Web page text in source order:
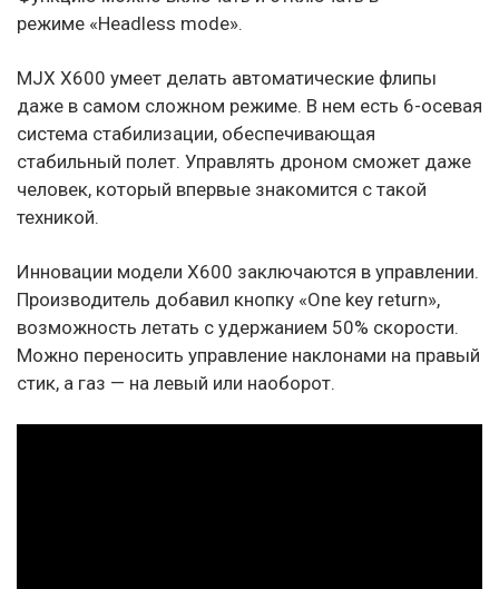
режиме «Headless mode».
MJX X600 умеет делать автоматические флипы
даже в самом сложном режиме. В нем есть 6-осевая
система стабилизации, обеспечивающая
стабильный полет. Управлять дроном сможет даже
человек, который впервые знакомится с такой
техникой.
Инновации модели X600 заключаются в управлении.
Производитель добавил кнопку «One key return»,
возможность летать с удержанием 50% скорости.
Можно переносить управление наклонами на правый
стик, а газ — на левый или наоборот.